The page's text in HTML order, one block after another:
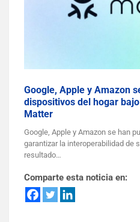
Google, Apple y Amazon
dispositivos del hogar
Matter
Google, Apple y Amazon se han
garantizar la interoperabilidad de
resultado…
Comparte esta noticia en: